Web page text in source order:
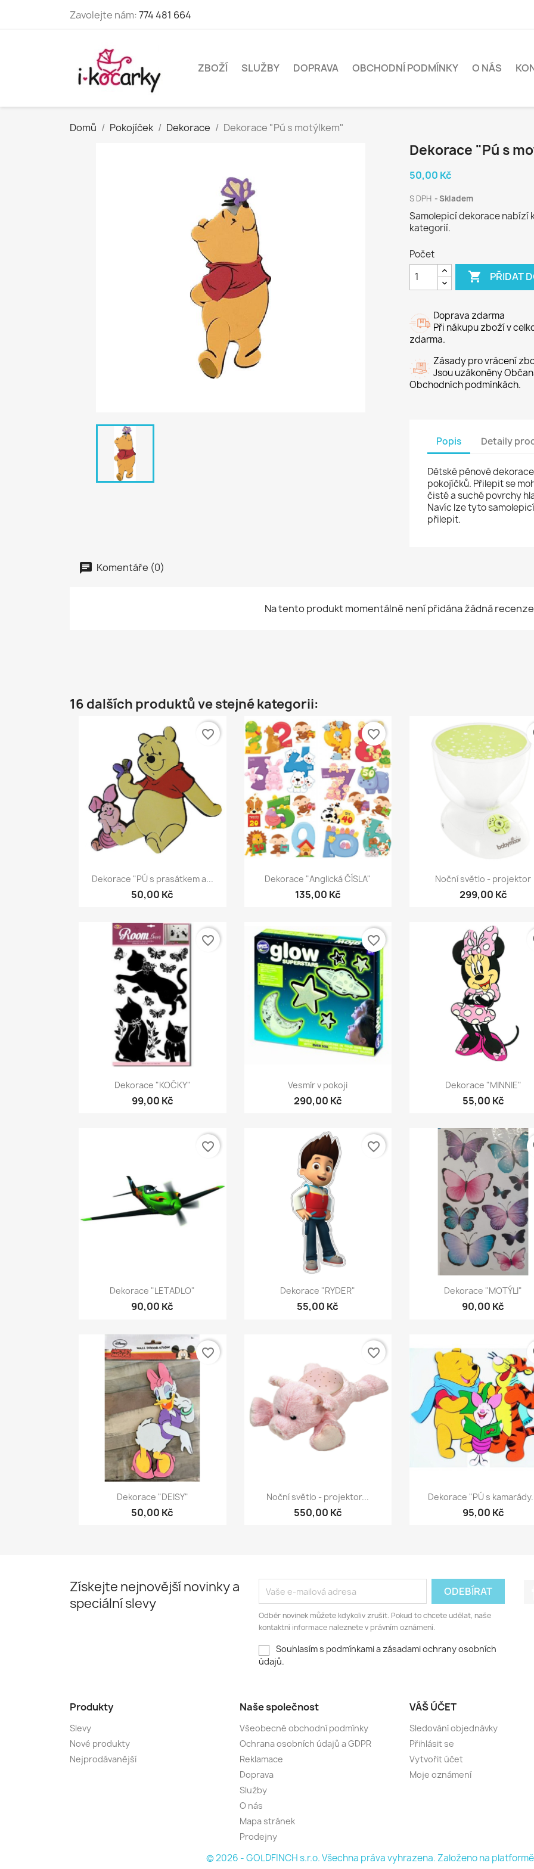
Zavolejte nám:774 481 664
ZBOŽÍ SLUŽBY DOPRAVA OBCHODNÍ PODMÍNKY O NÁS
Domů Pokojíček Dekorace Dekorace "Pú s motýlkem"
Dekorace "Pú s
50,00 Kč
S DPH Skladem
Samolepicí dekorace nabízí
kategorií.
Počet
 PŘIDAT
Doprava zdarma
Při nákupu zboží v
zdarma.
Zásady pro vrácení
Jsou uzákoněny
Obchodních podmínkách.
Popis Detaily
Dětské pěnové
pokojíčků. Přilepit se
čisté a suché povrchy
Navíc lze tyto
přilepit.
Komentáře (0)
Na tento produkt momentálně není přidána žádná
16 dalších produktů ve stejné kategorii:
Rychlý náhled
Dekorace "PÚ s prasátkem a...
50,00 Kč
favorite_border
Rychlý náhled
Dekorace "Anglická ČÍSLA"
135,00 Kč
favorite_border
Rychlý náhled
Noční světlo - projektor
299,00 Kč
Rychlý náhled
Dekorace "KOČKY"
99,00 Kč
favorite_border
Rychlý náhled
Vesmír v pokoji
290,00 Kč
favorite_border
Rychlý náhled
Dekorace "MINNIE"
55,00 Kč
Rychlý náhled
Dekorace "LETADLO"
90,00 Kč
favorite_border
Rychlý náhled
Dekorace "RYDER"
55,00 Kč
favorite_border
Rychlý náhled
Dekorace "MOTÝLI"
90,00 Kč
Rychlý náhled
Dekorace "DEISY"
50,00 Kč
favorite_border
Rychlý náhled
Noční světlo - projektor...
550,00 Kč
favorite_border
Rychlý náhled
Dekorace "PÚ s
95,00 Kč
Získejte nejnovější novinky a
speciální slevy
Odběr novinek můžete kdykoliv zrušit. Pokud to chcete udělat, naše
kontaktní informace naleznete v právním oznámení.
Souhlasím s podmínkami a zásadami ochrany osobních
údajů.
Produkty
Slevy
Nové produkty
Nejprodávanější
Naše společnost
Všeobecné obchodní podmínky
Ochrana osobních údajů a GDPR
Reklamace
Doprava
Služby
O nás
Mapa stránek
Prodejny
VÁŠ ÚČET
Sledování objednávky
Přihlásit se
Vytvořit účet
Moje oznámení
© 2026 - GOLDFINCH s.r.o. Všechna práva vyhrazena. Založeno na